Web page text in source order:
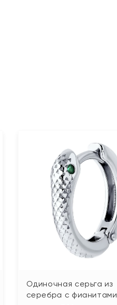
Одиночная серьга из
серебра с фианитами